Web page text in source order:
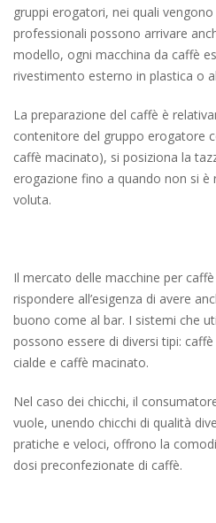
gruppi erogatori, nei quali
professionali possono arrivare
modello, ogni macchina da caffè
rivestimento esterno in plastica o
La preparazione del caffè è
contenitore del gruppo erogatore
caffè macinato), si posiziona la
erogazione fino a quando non si è
voluta.
Il mercato delle macchine per
rispondere all’esigenza di avere
buono come al bar. I sistemi che
possono essere di diversi tipi:
cialde e caffè macinato.
Nel caso dei chicchi, il
vuole, unendo chicchi di qualità
pratiche e veloci, offrono la
dosi preconfezionate di caffè.